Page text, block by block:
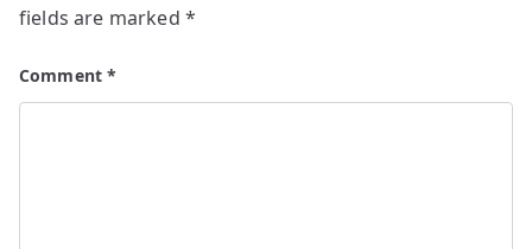
fields are marked *
Comment*